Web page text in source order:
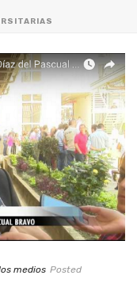
medios Posted